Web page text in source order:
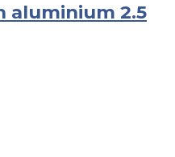
aluminium 2.5